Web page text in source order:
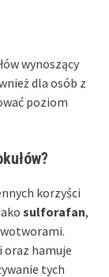
wynoszący
dla osób z
poziom
korzyści
sulforafan,
oraz hamuje
tych